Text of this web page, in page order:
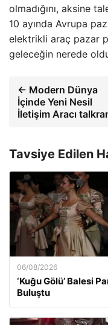
olmadığını, aksine
10 ayında Avrupa
elektrikli araç pazar
geleceğin nerede
← Modern Dünya
İçinde Yeni Nesil
İletişim Aracı
Tavsiye Edilen
06/08/2026
‘Kuğu Gölü’ Balesi
Buluştu